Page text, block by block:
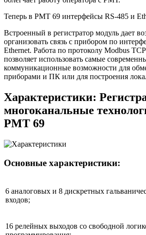
Теперь в РМТ 69 интерфейсы RS-485 и
Встроенный в регистратор модуль дает
организовать связь с прибором по
Ethernet. Работа по протоколу Modbus
позволяет использовать самые
коммуникационные возможности для
приборами и ПК или для построения
Характеристики:
многоканальные
РМТ 69
Основные характеристики:
6 аналоговых и 8 дискретных
входов;
16 релейных выходов со свободной